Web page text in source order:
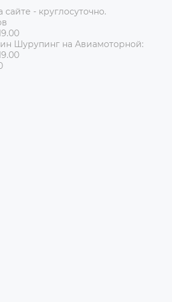
- круглосуточно.
Шурупинг на Авиамоторной: